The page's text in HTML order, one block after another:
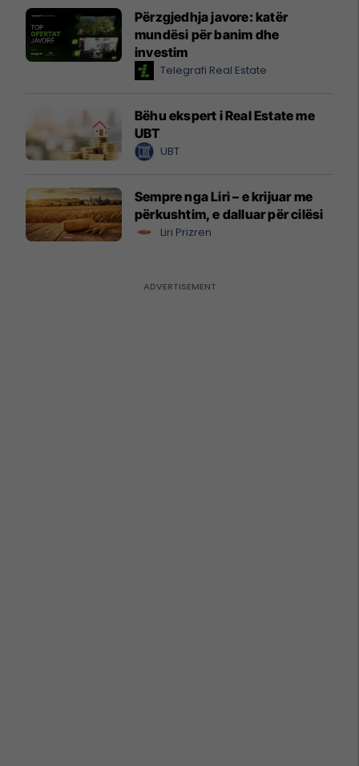
Përzgjedhja javore: katër
mundësi për banim dhe
investim
Telegrafi Real Estate
Bëhu ekspert i Real Estate me
UBT
UBT
Sempre nga Liri – e krijuar me
përkushtim, e dalluar për cilësi
Liri Prizren